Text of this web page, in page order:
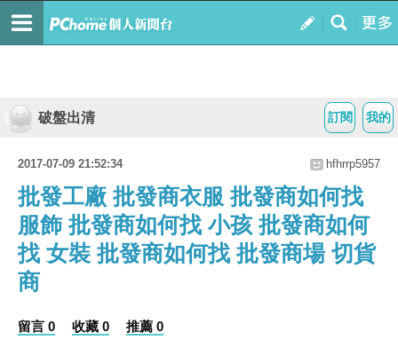
我的
訂閱
破盤出清
2017-07-09 21:52:34 hfhrrp5957
批發工廠 批發商衣服 批發商如何找
服飾 批發商如何找 小孩 批發商如何
找 女裝 批發商如何找 批發商場 切貨
商
留言 0 收藏 0 推薦 0